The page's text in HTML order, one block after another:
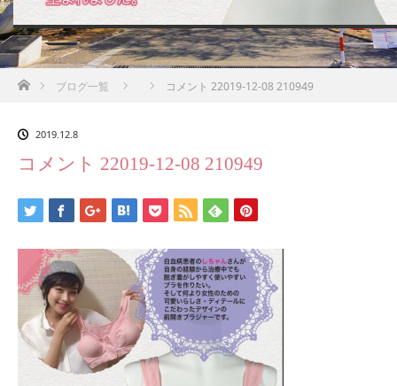
ホームブログ一覧 コメント 22019-12-08 210949
2019.12.8
コメント 22019-12-08 210949